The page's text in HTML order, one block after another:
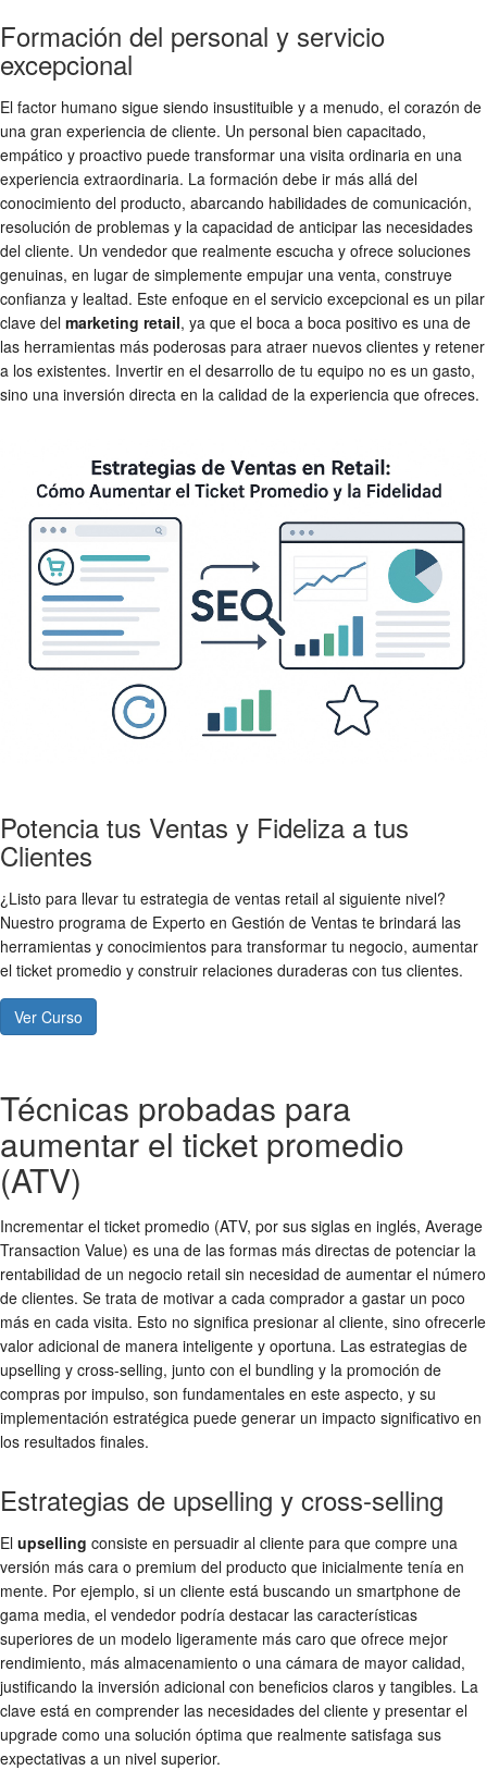
Formación del personal y servicio
excepcional
El factor humano sigue siendo insustituible y a menudo, el corazón de
una gran experiencia de cliente. Un personal bien capacitado,
empático y proactivo puede transformar una visita ordinaria en una
experiencia extraordinaria. La formación debe ir más allá del
conocimiento del producto, abarcando habilidades de comunicación,
resolución de problemas y la capacidad de anticipar las necesidades
del cliente. Un vendedor que realmente escucha y ofrece soluciones
genuinas, en lugar de simplemente empujar una venta, construye
confianza y lealtad. Este enfoque en el servicio excepcional es un pilar
clave del marketing retail, ya que el boca a boca positivo es una de
las herramientas más poderosas para atraer nuevos clientes y retener
a los existentes. Invertir en el desarrollo de tu equipo no es un gasto,
sino una inversión directa en la calidad de la experiencia que ofreces.
Potencia tus Ventas y Fideliza a tus
Clientes
¿Listo para llevar tu estrategia de ventas retail al siguiente nivel?
Nuestro programa de Experto en Gestión de Ventas te brindará las
herramientas y conocimientos para transformar tu negocio, aumentar
el ticket promedio y construir relaciones duraderas con tus clientes.
Ver Curso
Técnicas probadas para
aumentar el ticket promedio
(ATV)
Incrementar el ticket promedio (ATV, por sus siglas en inglés, Average
Transaction Value) es una de las formas más directas de potenciar la
rentabilidad de un negocio retail sin necesidad de aumentar el número
de clientes. Se trata de motivar a cada comprador a gastar un poco
más en cada visita. Esto no significa presionar al cliente, sino ofrecerle
valor adicional de manera inteligente y oportuna. Las estrategias de
upselling y cross-selling, junto con el bundling y la promoción de
compras por impulso, son fundamentales en este aspecto, y su
implementación estratégica puede generar un impacto significativo en
los resultados finales.
Estrategias de upselling y cross-selling
El upselling consiste en persuadir al cliente para que compre una
versión más cara o premium del producto que inicialmente tenía en
mente. Por ejemplo, si un cliente está buscando un smartphone de
gama media, el vendedor podría destacar las características
superiores de un modelo ligeramente más caro que ofrece mejor
rendimiento, más almacenamiento o una cámara de mayor calidad,
justificando la inversión adicional con beneficios claros y tangibles. La
clave está en comprender las necesidades del cliente y presentar el
upgrade como una solución óptima que realmente satisfaga sus
expectativas a un nivel superior.